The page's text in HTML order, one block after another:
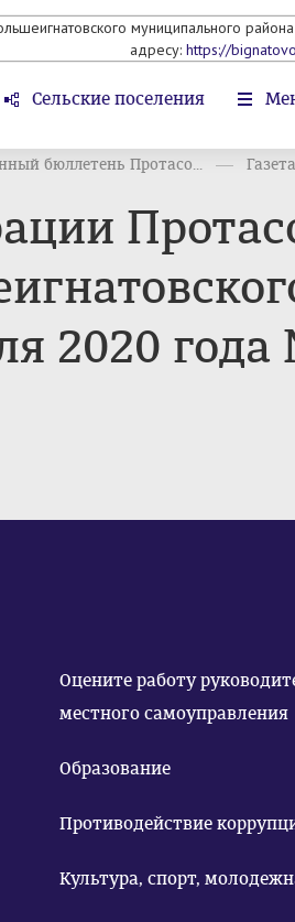
муниципального
адресу: https://
Сельские поселения
бюллетень Протасо...
2020
Оцените работу
местного самоуправления
Образование
Противодействие
Культура, спорт,